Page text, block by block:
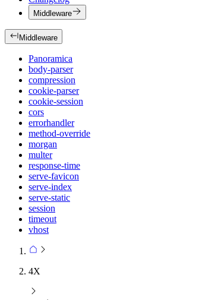
Middleware
Middleware
Panoramica
body-parser
compression
cookie-parser
cookie-session
cors
errorhandler
method-override
morgan
multer
response-time
serve-favicon
serve-index
serve-static
session
timeout
vhost
4X